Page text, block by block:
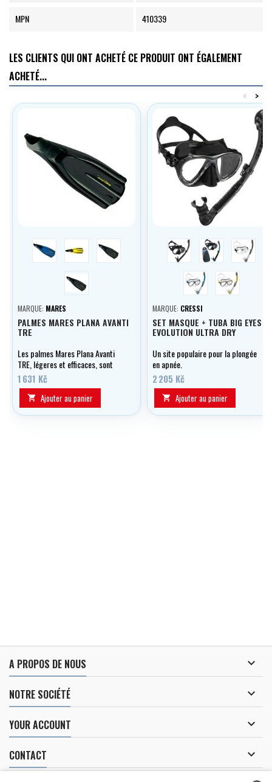
MPN 410339
LES CLIENTS QUI ONT ACHETÉ CE PRODUIT ONT ÉGALEMENT
ACHETÉ...
>
<
modrá
MARQUE: MARES
PALMES MARES PLANA AVANTI
TRE
Les palmes Mares Plana Avanti
TRE, légeres et efficaces, sont
dotées d'un chausson
anatomique, d'une voilure de
longueur moyenne et de la
technologie Channel Thrust. Elles
sont idéales pour les voyages, le
1 631 Kč
 Ajouter au panier
černá-černáčerná-modrátrans-
trans-modrátrans-žlutá
MARQUE: CRESSI
SET MASQUE + TUBA BIG EYES
EVOLUTION ULTRA DRY
Un site populaire pour la plongée
en apnée.
2 205 Kč
 Ajouter au panier
A PROPOS DE NOUS 
NOTRE SOCIÉTÉ 
YOUR ACCOUNT 
CONTACT 